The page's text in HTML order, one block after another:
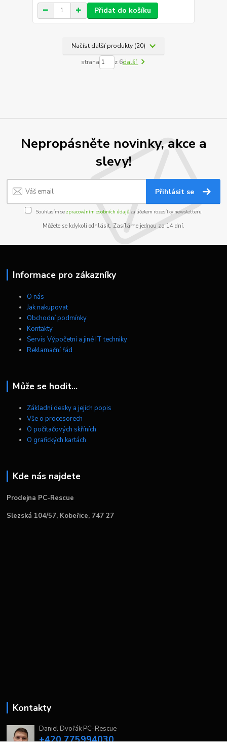
Přidat do košíku
Načíst další produkty (20)
strana z 6další
Nepropásněte novinky, akce a
slevy!
Přihlásit se
Souhlasím se zpracováním osobních údajůza účelem rozesílky newsletteru.
Můžete se kdykoli odhlásit. Zasíláme jednou za 14 dní.
Informace pro zákazníky
O nás
Jak nakupovat
Obchodní podmínky
Kontakty
Servis Výpočetní a jiné IT techniky
Reklamační řád
Může se hodit...
Základní desky a jejich popis
Vše o procesorech
O počítačových skříních
O grafických kartách
Kde nás najdete
Prodejna PC-Rescue
Slezská 104/57, Kobeřice, 747 27
Kontakty
Daniel Dvořák PC-Rescue
+420 775994030